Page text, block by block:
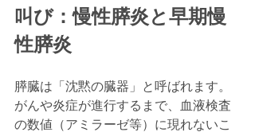
叫び：慢性膵炎と早期慢
性膵炎
膵臓は「沈黙の臓器」と呼ばれます。
がんや炎症が進行するまで、血液検査
の数値（アミラーゼ等）に現れないこ